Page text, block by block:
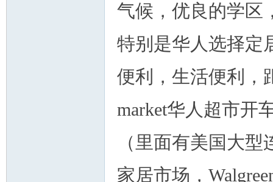
气候，优良的学区
特别是华人选择定
便利，生活便利，
market华人超市开
（里面有美国大型
家居市场，